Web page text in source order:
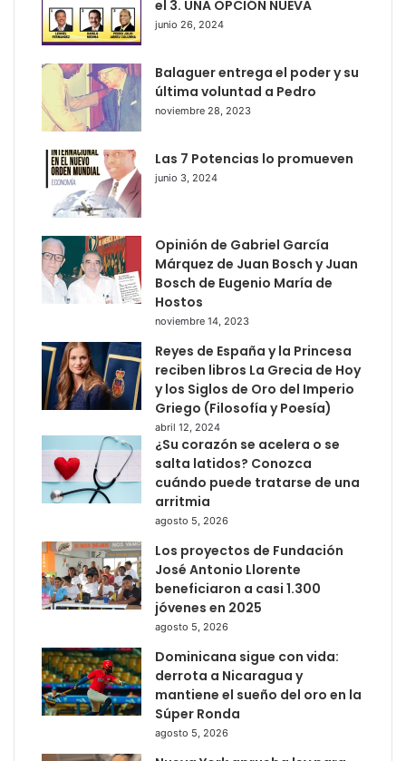
el 3. UNA OPCIÓN NUEVA
junio 26, 2024
Balaguer entrega el poder y su
última voluntad a Pedro
noviembre 28, 2023
Las 7 Potencias lo promueven
junio 3, 2024
Opinión de Gabriel García
Márquez de Juan Bosch y Juan
Bosch de Eugenio María de
Hostos
noviembre 14, 2023
Reyes de España y la Princesa
reciben libros La Grecia de Hoy
y los Siglos de Oro del Imperio
Griego (Filosofía y Poesía)
abril 12, 2024
¿Su corazón se acelera o se
salta latidos? Conozca
cuándo puede tratarse de una
arritmia
agosto 5, 2026
Los proyectos de Fundación
José Antonio Llorente
beneficiaron a casi 1.300
jóvenes en 2025
agosto 5, 2026
Dominicana sigue con vida:
derrota a Nicaragua y
mantiene el sueño del oro en la
Súper Ronda
agosto 5, 2026